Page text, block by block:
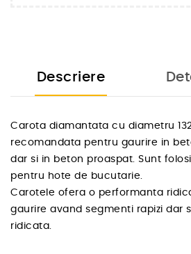
Descriere
Carota diamantata cu diametru
recomandata pentru gaurire in
dar si in beton proaspat. Sunt
pentru hote de bucutarie.
Carotele ofera o performanta
gaurire avand segmenti rapizi dar
ridicata.